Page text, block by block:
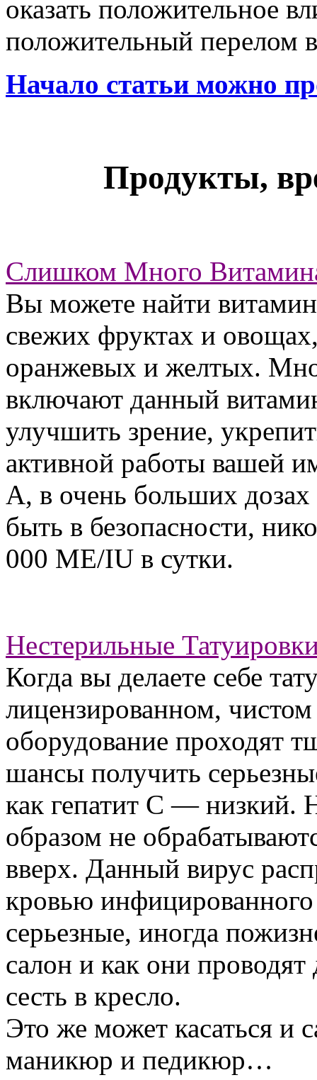
оказать положительное
положительный перелом
Начало статьи можно
Продукты,
Слишком Много
Вы можете найти
свежих фруктах и
оранжевых и желтых.
включают данный
улучшить зрение,
активной работы вашей
А, в очень больших
быть в безопасности,
000 МЕ/IU в сутки.
Нестерильные
Когда вы делаете себе
лицензированном,
оборудование проходят
шансы получить
как гепатит С — низкий.
образом не
вверх. Данный вирус
кровью инфицированного
серьезные, иногда
салон и как они
сесть в кресло.
Это же может касаться и
маникюр и педикюр…